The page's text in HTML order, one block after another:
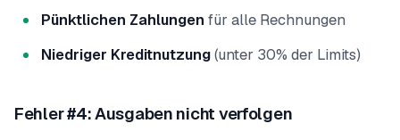
Pünktlichen Zahlungen für alle Rechnungen
Niedriger Kreditnutzung(unter 30% der Limits)
Fehler #4: Ausgaben nicht verfolgen